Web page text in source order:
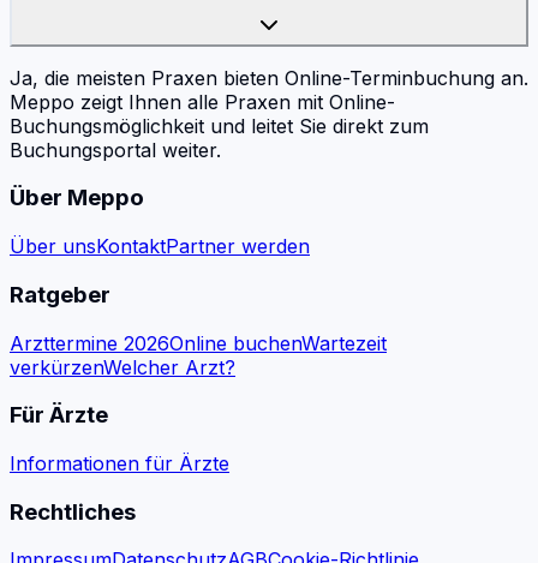
Ja, die meisten Praxen bieten Online-Terminbuchung an.
Meppo zeigt Ihnen alle Praxen mit Online-
Buchungsmöglichkeit und leitet Sie direkt zum
Buchungsportal weiter.
Über Meppo
Über unsKontaktPartner werden
Ratgeber
Arzttermine 2026Online buchenWartezeit
verkürzenWelcher Arzt?
Für Ärzte
Informationen für Ärzte
Rechtliches